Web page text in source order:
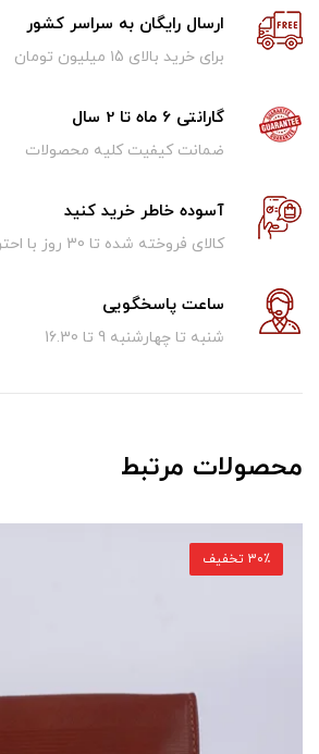
ارسال رایگان به سراسر کشور
برای خرید بالای ۱5 میلیون تومان
گارانتی 6 ماه تا 2 سال
ضمانت کیفیت کلیه محصولات
آسوده خاطر خرید کنید
کالای فروخته شده تا 30 روز با احترام پس گرفته می شود.
ساعت پاسخگویی
شنبه تا چهارشنبه 9 تا 16.30
محصولات مرتبط
30٪ تخفیف